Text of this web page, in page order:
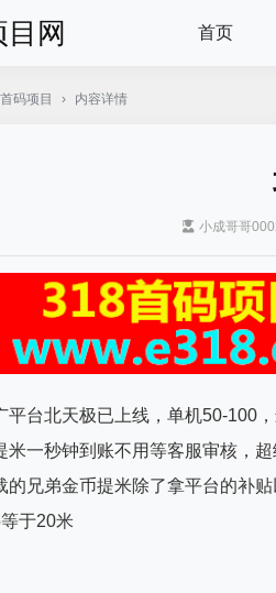
网 首页
首码项目 › 内容详情
小成哥哥
平台北天极已上线，单机50-100
米一秒钟到账不用等客服审核，
的兄弟金币提米除了拿平台的补
于20米